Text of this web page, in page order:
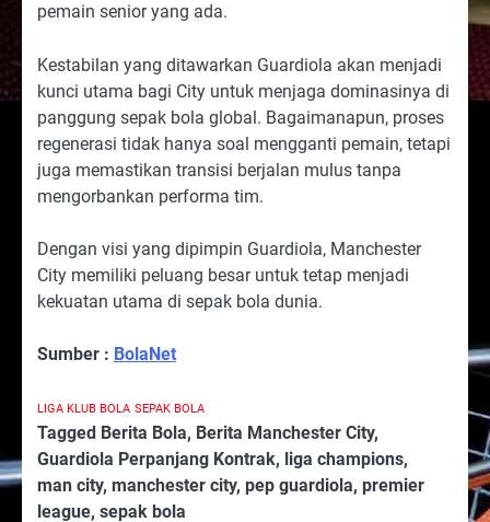
pemain senior yang ada.
Kestabilan yang ditawarkan Guardiola akan menjadi
kunci utama bagi City untuk menjaga dominasinya di
panggung sepak bola global. Bagaimanapun, proses
regenerasi tidak hanya soal mengganti pemain, tetapi
juga memastikan transisi berjalan mulus tanpa
mengorbankan performa tim.
Dengan visi yang dipimpin Guardiola, Manchester
City memiliki peluang besar untuk tetap menjadi
kekuatan utama di sepak bola dunia.
Sumber : BolaNet
LIGA KLUB BOLA SEPAK BOLA
Tagged Berita Bola, Berita Manchester City,
Guardiola Perpanjang Kontrak, liga champions,
man city, manchester city, pep guardiola, premier
league, sepak bola